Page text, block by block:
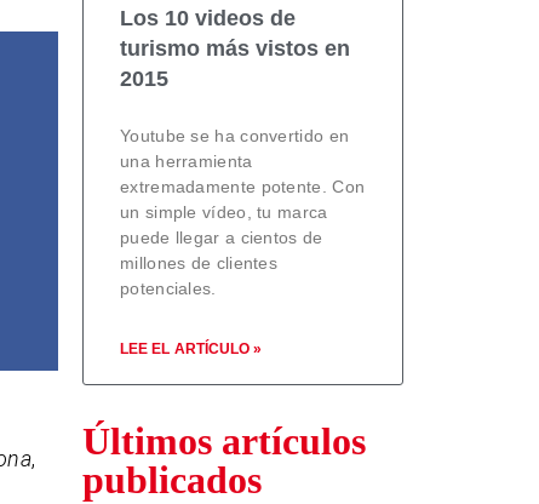
,
Los 10 videos de
turismo más vistos en
2015
Youtube se ha convertido en
una herramienta
extremadamente potente. Con
un simple vídeo, tu marca
puede llegar a cientos de
millones de clientes
potenciales.
LEE EL ARTÍCULO »
Últimos artículos
publicados